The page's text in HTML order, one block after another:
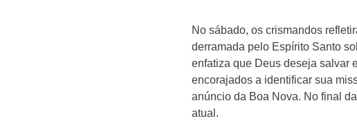
No sábado, os crismandos
derramada pelo Espírito Santo
enfatiza que Deus deseja salvar
encorajados a identificar sua
anúncio da Boa Nova. No final
atual.